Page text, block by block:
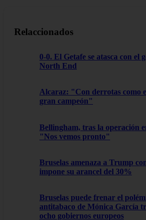
Relaccionados
0-0. El Getafe se atasca con el
North End
Alcaraz: "Con derrotas como
gran campeón"
Bellingham, tras la operación
"Nos vemos pronto"
Bruselas amenaza a Trump
impone su arancel del 30%
Bruselas puede frenar el
antitabaco de Mónica García
ocho gobiernos europeos